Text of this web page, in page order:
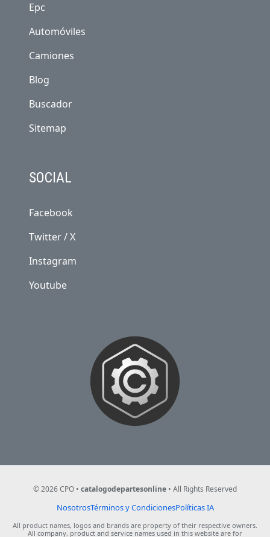
Epc
Automóviles
Camiones
Blog
Buscador
Sitemap
SOCIAL
Facebook
Twitter / X
Instagram
Youtube
NOSOTROS
©2026CPO • catalogodepartesonline • All Rights Reserved
Pie de Pagina
NosotrosTérminos y CondicionesPolíticas IA
All product names, logos and brands are property of their respective owners.
All company, product and service names used in this website are for